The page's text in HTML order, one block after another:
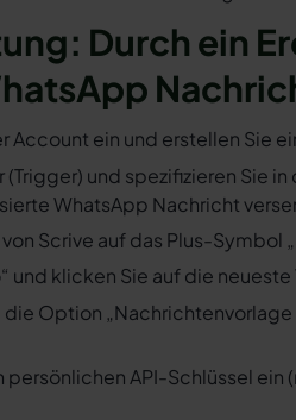
Durch ein
Account ein und erstellen Sie
(Trigger) und spezifizieren Sie
WhatsApp Nachricht
Scrive auf das Plus-Symbol
und klicken Sie auf die neueste
die Option
persönlichen API-Schlüssel